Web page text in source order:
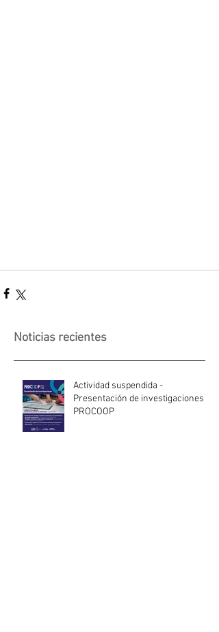
Noticias recientes
Actividad suspendida -
Presentación de investigaciones -
PROCOOP